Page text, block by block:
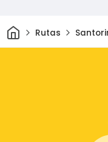
InicioRutas